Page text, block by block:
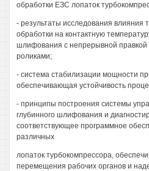
обработки ЕЗС лопаток
- результаты исследования влияния
обработки на контактную
шлифования с непрерывной правкой
роликами;
- система стабилизации мощности
обеспечивающая устойчивость
- принципы построения системы
глубинного шлифования и
соответствующее программное
различных
лопаток турбокомпрессора,
перемещения рабочих органов и